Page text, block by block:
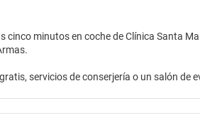
minutos en coche de Clínica Santa
servicios de conserjería o un salón de
provisto de ducha y secadores de pelo.